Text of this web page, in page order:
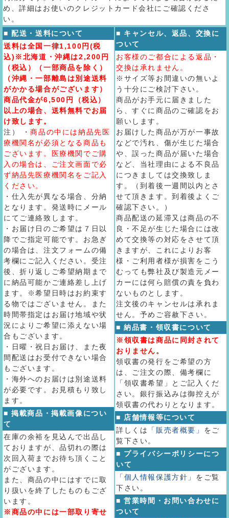
め、詳細はお使いのクレジットカード会社にご確認くださ
い。
■ 配送・送料について
送料は全国一律1,100円(税
込)※北海道・沖縄は2,200円
（税込）（一部商品を除く）
（沖縄・一部離島は別途送料
がかかる場合がございます）
商品代金が6,500円（税込）
以上の場合、送料無料でお届
け致します。
注） ・商品の中には納品先医
療機関名が必須となる商品も
ございます。医療機関でご購
入の場合は、ご注文画面で必
ず納品先医療機関名をご記入
ください。
・仕入先が異なる場合、分納
となります。発送時にメール
にてご連絡致します。
・お届け日のご希望は７日以
降でご指定可能です。お急ぎ
の場合は、注文フォームの備
考欄にご記入ください。受注
後、折り返しご希望納期まで
に納品可能かご連絡差し上げ
ます。※希望日時はお約束す
る物ではございません。また
時間帯指定はお届け地域や状
況によりご希望に添えない場
合もございます。
・日曜・祝日お届け、また夜
間配送はお受付できない場合
もございます。
・海外へのお届けは別途送料
が必要です。お見積もり致し
ます。
■ 掲載商品・掲載画像につい
て
在庫の余裕を見込んで出品し
ておりますが、品切れの際は
次回入荷までお待ち頂くこと
がございます。
また、商品の中にはすでに取
り扱いを終了したものもござ
います。
※商品の中には一部取り寄せ
■ キャンセル、返品、交換に
ついて
お客様のご都合による返品・
交換は承れません。
※サイズ等お間違いの無いよ
う十分にご検討下さい。
商品がお手元に届きました
ら、すぐに商品のご確認をお
願いします。
お届けした商品が万が一事故
などで汚れ、傷が生じた場合
や、誤った商品が届いた場合
など、当社理由による不良品
につきましては交換致しま
す。（到着後一週間以内とさ
せて頂きます。到着後よくご
確認下さい。）
商品配送の延滞又は商品の不
良・不足が生じた場合には改
めて交換等の対応をさせて頂
きますが、これによりお客
様・ご利用者様が損害をこう
むっても弊社及び製造元メー
カーには何ら賠償の責を負わ
ないものとします。
注文後のキャンセルは承れま
せん。予めご容赦下さい。
■ 納品書・領収書について
※領収書は商品に同封されて
おりません。
領収書の発行をご希望の方
は、ご注文の際、備考欄に
「領収書希望」とご記入くだ
さい。銀行振込みは御控えが
領収書の代わりとなります。
■ 店舗情報等について
詳しくは
「販売者概要」 をご
覧下さい。
■ プライバシーポリシーにつ
いて
「個人情報保護方針」 をご覧
下さい。
■ 営業時間・お問い合わせに
ついて